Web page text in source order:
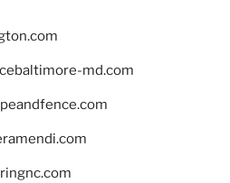
md.com